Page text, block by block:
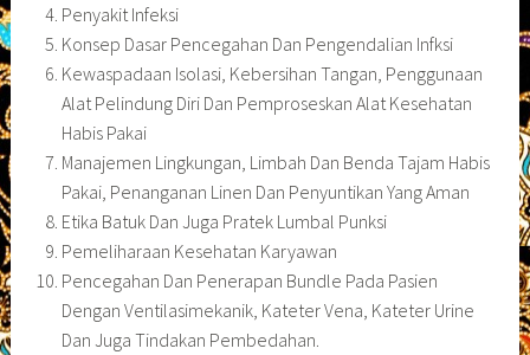
Penyakit Infeksi
Konsep Dasar Pencegahan Dan Pengendalian Infksi
Kewaspadaan Isolasi, Kebersihan Tangan, Penggunaan
Alat Pelindung Diri Dan Pemproseskan Alat Kesehatan
Habis Pakai
Manajemen Lingkungan, Limbah Dan Benda Tajam Habis
Pakai, Penanganan Linen Dan Penyuntikan Yang Aman
Etika Batuk Dan Juga Pratek Lumbal Punksi
Pemeliharaan Kesehatan Karyawan
Pencegahan Dan Penerapan Bundle Pada Pasien
Dengan Ventilasimekanik, Kateter Vena, Kateter Urine
Dan Juga Tindakan Pembedahan.